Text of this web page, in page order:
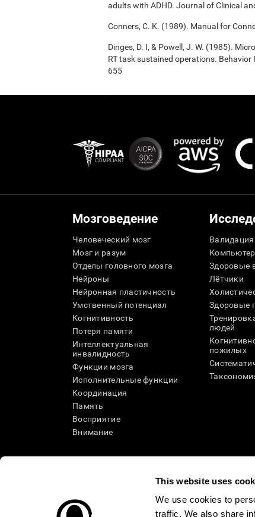
This website uses
We use cookies to
traffic. We also share
adults with ADHD. Journal of Clinical
Conners, C. K. (1989). Manual for
Dinges, D. I, & Powell, J. W. (1985).
RT task sustained operations.
655
Мозговедение
Человеческий мозг
Мозг и разум
Отделы головного мозга
Нейроны
Нейронная пластичность
Умственный потенциал
Когнитивность
Потеря памяти
Интеллектуальная
инвалидность
Функции мозга
Исполнительные функции
Координация
Память
Восприятие
Внимание
Здоровые
Лётчики
Здоровые
людей
пожилых